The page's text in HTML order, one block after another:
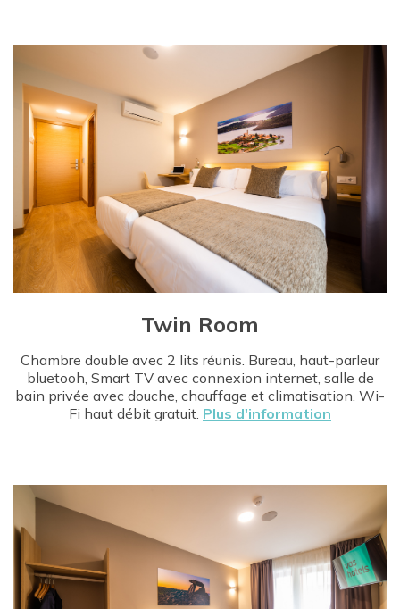
Twin Room
Chambre double avec 2 lits réunis. Bureau, haut-parleur
bluetooh, Smart TV avec connexion internet, salle de
bain privée avec douche, chauffage et climatisation. Wi-
Fi haut débit gratuit. Plus d'information